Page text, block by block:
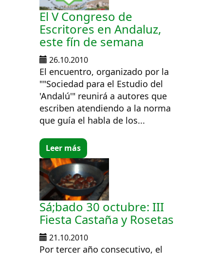
El V Congreso de
Escritores en Andaluz,
este fín de semana
26.10.2010
El encuentro, organizado por la
""Sociedad para el Estudio del
'Andalú'" reunirá a autores que
escriben atendiendo a la norma
que guía el habla de los...
Leer más
Sá;bado 30 octubre: III
Fiesta Castaña y Rosetas
21.10.2010
Por tercer año consecutivo, el